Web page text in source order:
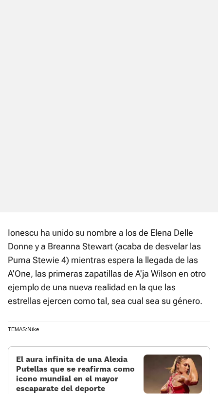
Ionescu ha unido su nombre a los de Elena Delle
Donne y a Breanna Stewart (acaba de desvelar las
Puma Stewie 4) mientras espera la llegada de las
A'One, las primeras zapatillas de A'ja Wilson en otro
ejemplo de una nueva realidad en la que las
estrellas ejercen como tal, sea cual sea su género.
TEMAS: Nike
El aura infinita de una Alexia
Putellas que se reafirma como
icono mundial en el mayor
escaparate del deporte